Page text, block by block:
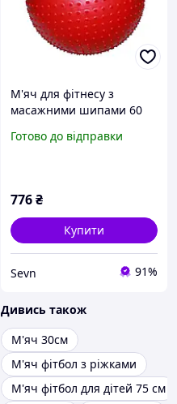
М'яч для фітнесу з
масажними шипами 60
Готово до відправки
776₴
Купити
Sevn 91%
Дивись також
М'яч 30см
М'яч фітбол з ріжками
М'яч фітбол для дітей 75 см